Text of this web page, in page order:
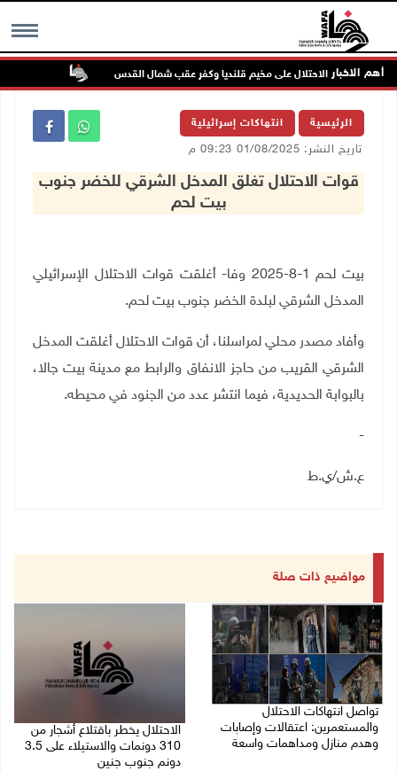
MENU أهم الاخبار
الرئيسية انتهاكات إسرائيلية
تاريخ النشر: 01/08/2025 09:23 م
قوات الاحتلال تغلق المدخل الشرقي للخضر جنوب
بيت لحم
بيت لحم 1-8-2025 وفا- أغلقت قوات الاحتلال الإسرائيلي
المدخل الشرقي لبلدة الخضر جنوب بيت لحم.
وأفاد مصدر محلي لمراسلنا، أن قوات الاحتلال أغلقت المدخل
الشرقي القريب من حاجز الانفاق والرابط مع مدينة بيت جالا،
بالبوابة الحديدية، فيما انتشر عدد من الجنود في محيطه.
-
ع.ش/ي.ط
مواضيع ذات صلة
تواصل انتهاكات الاحتلال
والمستعمرين: اعتقالات وإصابات
وهدم منازل ومداهمات واسعة
الاحتلال يخطر باقتلاع أشجار من
310 دونمات والاستيلاء على 3.5
دونم جنوب جنين